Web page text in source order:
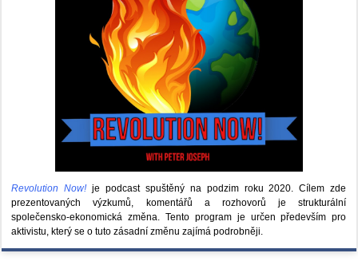
Revolution Now! je podcast spuštěný na podzim roku 2020.Cílem zde
prezentovaných výzkumů, komentářů a rozhovorů je strukturální
společensko-ekonomická změna. Tento program je určen především pro
aktivistu, který se o tuto zásadní změnu zajímá podrobněji.